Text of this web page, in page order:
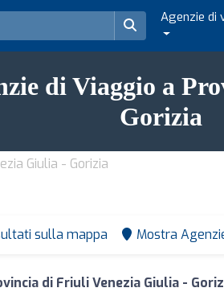
Agenzie di
di Viaggio a
Gorizia
Giulia - Gorizia
sulla mappa Mostra
di Friuli Venezia Giulia -